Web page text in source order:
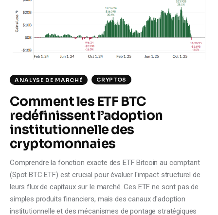
Markets
Tech
Reports
Shop
ANALYSE DE MARCHÉ CRYPTOS
Comment les ETF BTC
redéfinissent l’adoption
institutionnelle des
cryptomonnaies
Comprendre la fonction exacte des ETF Bitcoin au comptant
(Spot BTC ETF) est crucial pour évaluer l'impact structurel de
leurs flux de capitaux sur le marché. Ces ETF ne sont pas de
simples produits financiers, mais des canaux d'adoption
institutionnelle et des mécanismes de pontage stratégiques